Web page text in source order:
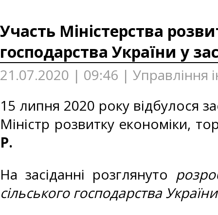
Участь Міністерства
господарства України у
21.07.2020 | 09:46 | Управління
15 липня 2020 року відбулося
Міністр розвитку економіки,
Р.
На засіданні розглянуто
сільського господарства України